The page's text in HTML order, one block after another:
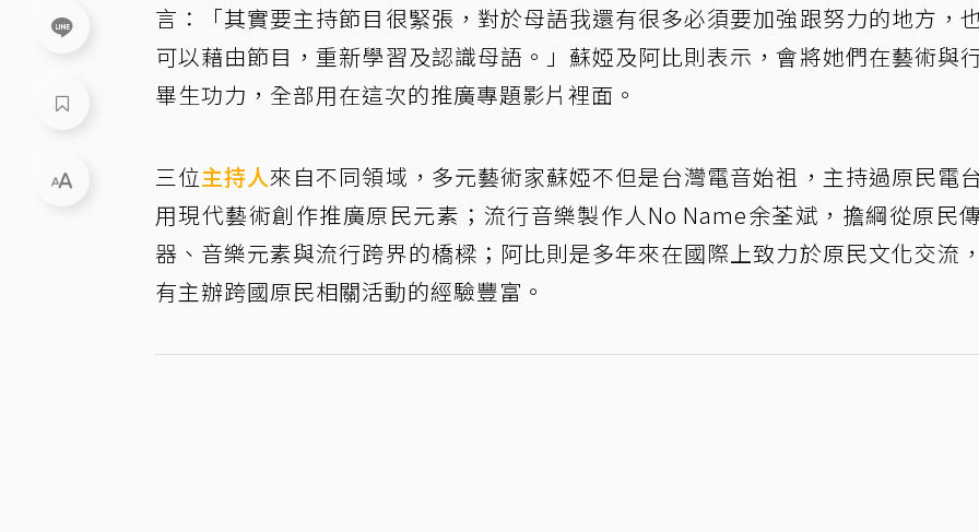
言：「其實要主持節目很緊張，對於母語我還有很多必須要加強跟努力的地方，
可以藉由節目，重新學習及認識母語。」蘇婭及阿比則表示，會將她們在藝術與
畢生功力，全部用在這次的推廣專題影片裡面。
三位主持人來自不同領域，多元藝術家蘇婭不但是台灣電音始祖，主持過原民電
用現代藝術創作推廣原民元素；流行音樂製作人No Name余荃斌，擔綱從原民
器、音樂元素與流行跨界的橋樑；阿比則是多年來在國際上致力於原民文化交流
有主辦跨國原民相關活動的經驗豐富。